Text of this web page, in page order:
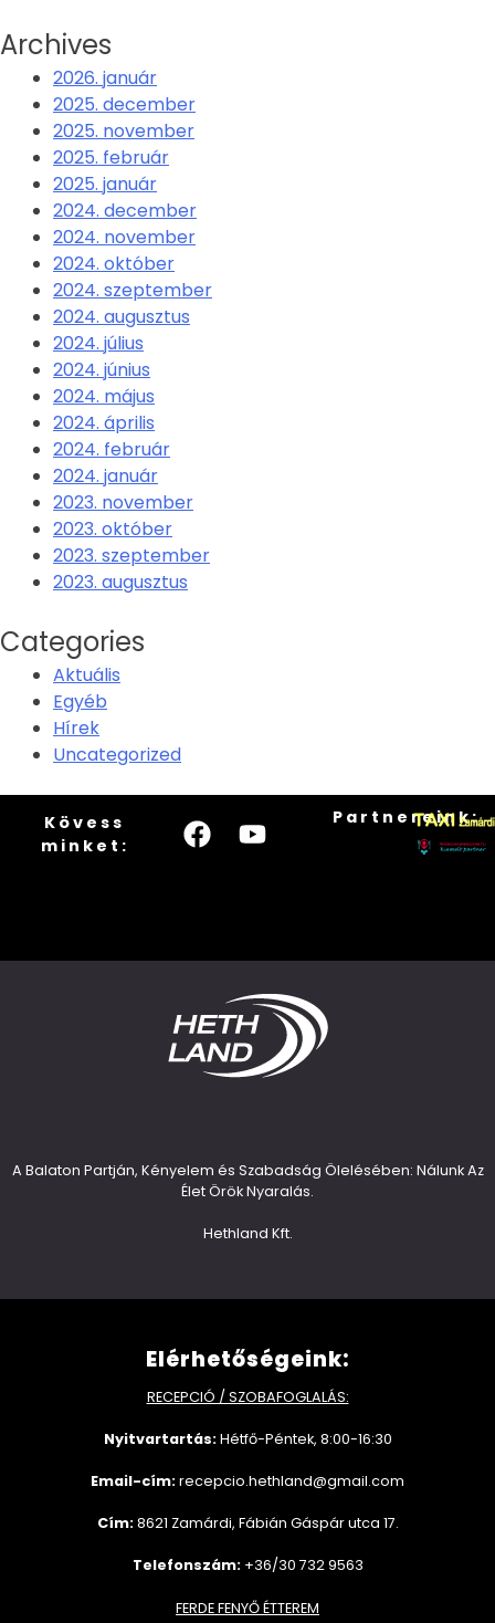
Archives
2026. január
2025. december
2025. november
2025. február
2025. január
2024. december
2024. november
2024. október
2024. szeptember
2024. augusztus
2024. július
2024. június
2024. május
2024. április
2024. február
2024. január
2023. november
2023. október
2023. szeptember
2023. augusztus
Categories
Aktuális
Egyéb
Hírek
Uncategorized
Kövess
minket:
Partnereink:
A Balaton Partján, Kényelem és Szabadság Ölelésében: Nálunk Az
Élet Örök Nyaralás.
Hethland Kft.
Elérhetőségeink:
RECEPCIÓ / SZOBAFOGLALÁS:
Nyitvartartás:Hétfő-Péntek, 8:00-16:30
Email-cím:recepcio.hethland@gmail.com
Cím:8621 Zamárdi, Fábián Gáspár utca 17.
Telefonszám: +36/30 732 9563
FERDE FENYŐ ÉTTEREM